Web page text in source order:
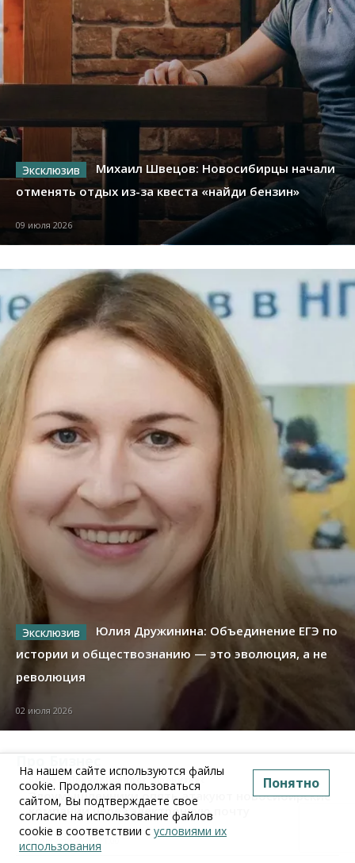
Михаил Швецов: Новосибирцы начали
отменять отдых из-за квеста «найди бензин»
09 июля 2026
Юлия Дружинина: Объединение ЕГЭ по
истории и обществознанию — это эволюция, а не
революция
02 июля 2026
Бизнес ПроБизнес
Злоумышленники опять атакуют новосибирские
компании через электронную почту
На нашем сайте используются файлы
cookie. Продолжая пользоваться
сайтом, Вы подтверждаете свое
согласие на использование файлов
cookie в соответствии с условиями их
использования
Понятно